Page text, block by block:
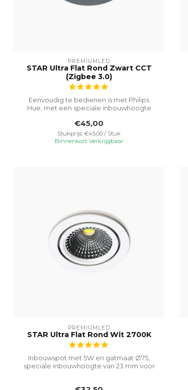
PREMIUMLED
STAR Ultra Flat Rond Zwart CCT
(Zigbee 3.0)
Eenvoudig te bedienen is met Philips
Hue, met een speciale inbouwhoogte
€45,00
Stukprijs: €45,00 / Stuk
Binnenkort Verkrijgbaar
PREMIUMLED
STAR Ultra Flat Rond Wit 2700K
Inbouwspot met 5W en gatmaat Ø75,
speciale inbouwhoogte van 23 mm voor